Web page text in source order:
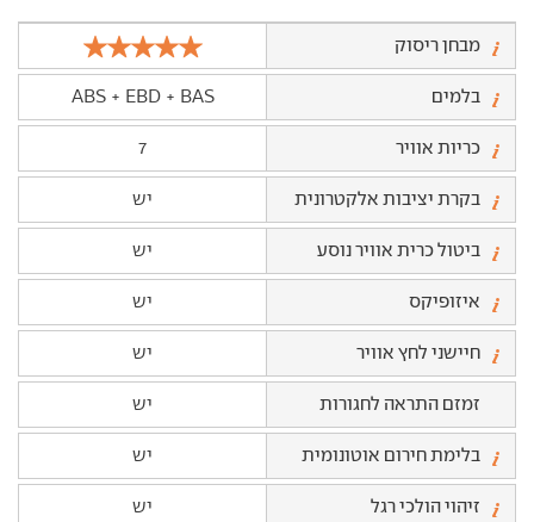
מבחן ריסוק
בלמים ABS + EBD + BAS
כריות אוויר 7
בקרת יציבות אלקטרונית יש
ביטול כרית אוויר נוסע יש
איזופיקס יש
חיישני לחץ אוויר יש
זמזם התראה לחגורות יש
בלימת חירום אוטונומית יש
זיהוי הולכי רגל יש